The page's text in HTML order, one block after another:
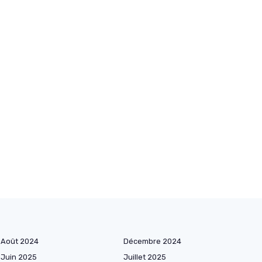
Août 2024
Décembre 2024
Juin 2025 Juillet 2025